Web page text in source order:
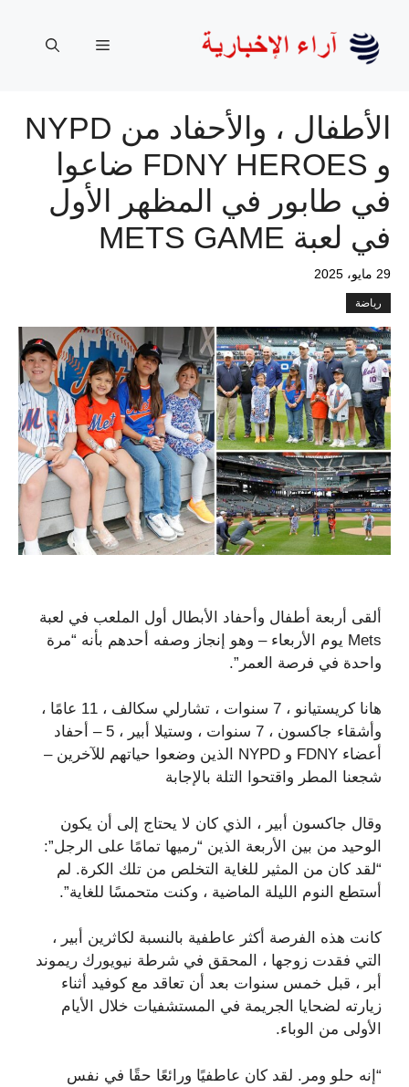
المحتوى
القائمة
الأطفال ، والأحفاد من NYPD
و FDNY HEROES ضاعوا
في طابور في المظهر الأول
في لعبة METS GAME
29 مايو، 2025
رياضة
ألقى أربعة أطفال وأحفاد الأبطال أول الملعب في لعبة
Mets يوم الأربعاء – وهو إنجاز وصفه أحدهم بأنه “مرة
واحدة في فرصة العمر”.
هانا كريستيانو ، 7 سنوات ، تشارلي سكالف ، 11 عامًا ،
وأشقاء جاكسون ، 7 سنوات ، وستيلا أبير ، 5 – أحفاد
أعضاء FDNY و NYPD الذين وضعوا حياتهم للآخرين –
شجعنا المطر واقتحوا التلة بالإجابة
وقال جاكسون أبير ، الذي كان لا يحتاج إلى أن يكون
الوحيد من بين الأربعة الذين “رميها تمامًا على الرجل”:
“لقد كان من المثير للغاية التخلص من تلك الكرة. لم
أستطع النوم الليلة الماضية ، وكنت متحمسًا للغاية”.
كانت هذه الفرصة أكثر عاطفية بالنسبة لكاثرين أبير ،
التي فقدت زوجها ، المحقق في شرطة نيويورك ريموند
أبر ، قبل خمس سنوات بعد أن تعاقد مع كوفيد أثناء
زيارته لضحايا الجريمة في المستشفيات خلال الأيام
الأولى من الوباء.
“إنه حلو ومر. لقد كان عاطفيًا ورائعًا حقًا في نفس